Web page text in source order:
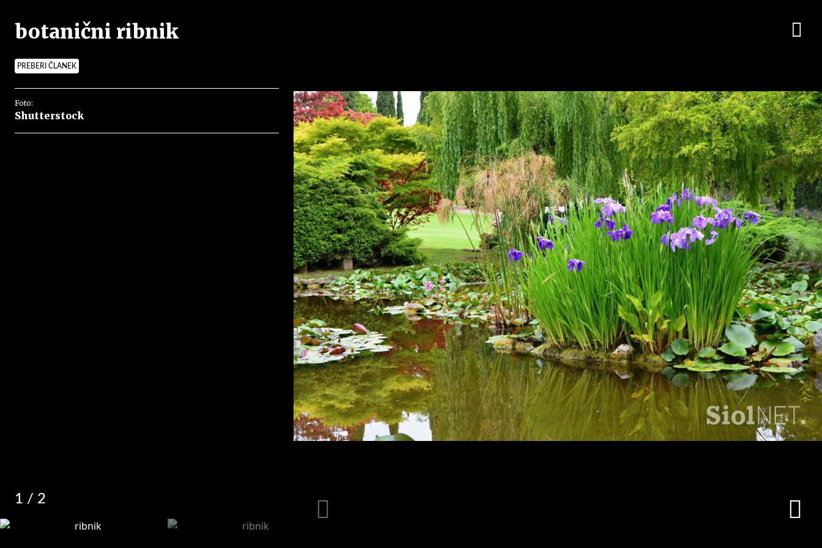
botanični ribnik
PREBERI ČLANEK
Foto:
Shutterstock
Foto:
Shutterstock
1 / 2